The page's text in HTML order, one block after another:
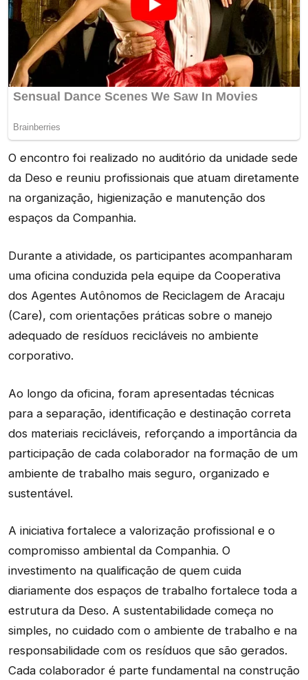
O encontro foi realizado no auditório da unidade sede
da Deso e reuniu profissionais que atuam diretamente
na organização, higienização e manutenção dos
espaços da Companhia.
Durante a atividade, os participantes acompanharam
uma oficina conduzida pela equipe da Cooperativa
dos Agentes Autônomos de Reciclagem de Aracaju
(Care), com orientações práticas sobre o manejo
adequado de resíduos recicláveis no ambiente
corporativo.
Ao longo da oficina, foram apresentadas técnicas
para a separação, identificação e destinação correta
dos materiais recicláveis, reforçando a importância da
participação de cada colaborador na formação de um
ambiente de trabalho mais seguro, organizado e
sustentável.
A iniciativa fortalece a valorização profissional e o
compromisso ambiental da Companhia. O
investimento na qualificação de quem cuida
diariamente dos espaços de trabalho fortalece toda a
estrutura da Deso. A sustentabilidade começa no
simples, no cuidado com o ambiente de trabalho e na
responsabilidade com os resíduos que são gerados.
Cada colaborador é parte fundamental na construção